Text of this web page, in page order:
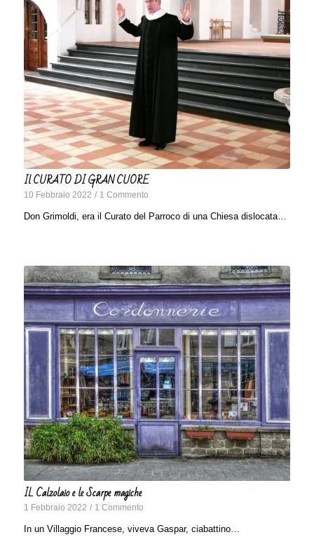
Il CURATO DI GRAN CUORE
10 Febbraio 2022 / 1 Commento
Don Grimoldi, era il Curato del Parroco di una Chiesa dislocata…
IL Calzolaio e le Scarpe magiche
1 Febbraio 2022 / 1 Commento
In un Villaggio Francese, viveva Gaspar, ciabattino…